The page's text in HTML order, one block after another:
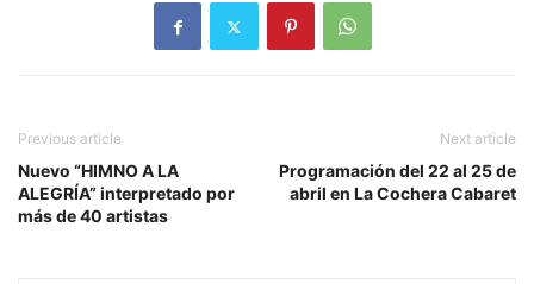
Previous article
Nuevo “HIMNO A LA
ALEGRÍA” interpretado por
más de 40 artistas
Next article
Programación del 22 al 25 de
abril en La Cochera Cabaret